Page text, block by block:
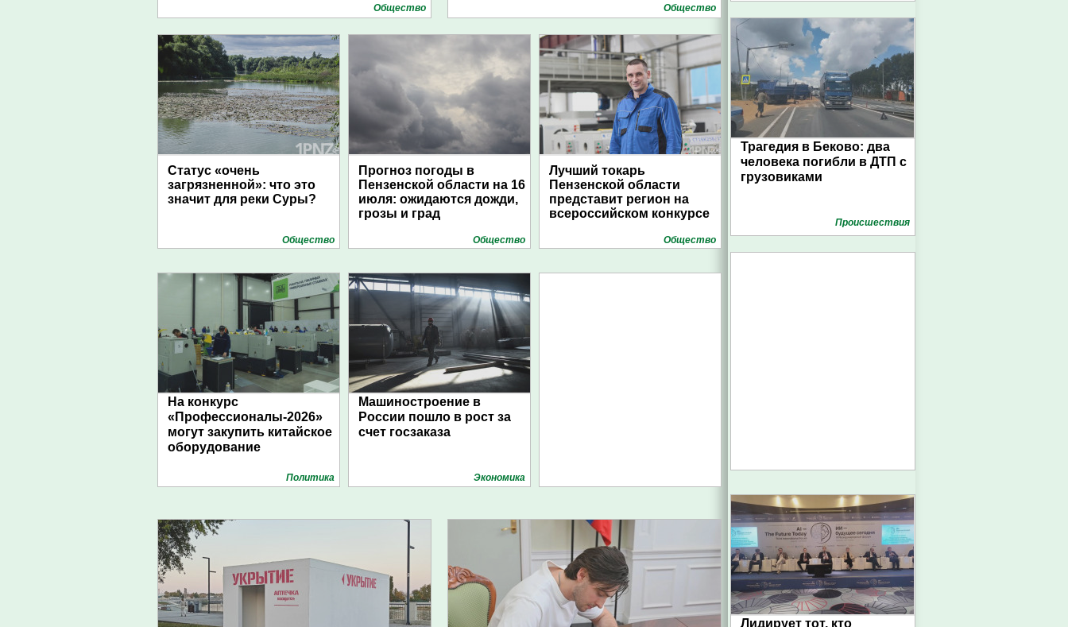
Общество Общество
Статус «очень
загрязненной»: что это
значит для реки Суры?
Общество
Прогноз погоды в
Пензенской области на 16
июля: ожидаются дожди,
грозы и град
Общество
Лучший токарь
Пензенской области
представит регион на
всероссийском конкурсе
Общество
На конкурс
«Профессионалы-2026»
могут закупить китайское
оборудование
Политика
Машиностроение в
России пошло в рост за
счет госзаказа
Экономика
Трагедия в Беково: два
человека погибли в ДТП с
грузовиками
Проиcшествия
Лидирует тот, кто